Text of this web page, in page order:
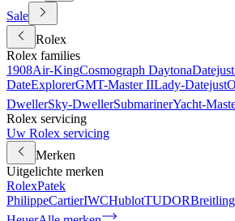
Sale
Rolex
Rolex families
1908Air-KingCosmograph DaytonaDatejust
DateExplorerGMT-Master IILady-Datejust
DwellerSky-DwellerSubmarinerYacht-
Rolex servicing
Uw Rolex servicing
Merken
Uitgelichte merken
RolexPatek
PhilippeCartierIWCHublotTUDORBreitling